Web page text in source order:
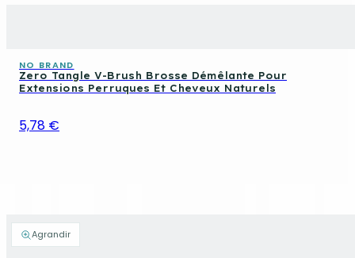
Agrandir
NO BRAND
Zero Tangle V-Brush Brosse Démêlante Pour
Extensions Perruques Et Cheveux Naturels
5,78 €